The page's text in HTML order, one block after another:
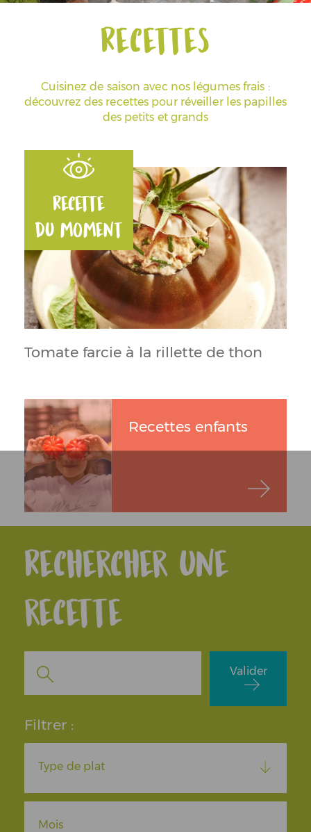
Espace Pros & Presse
Recettes
Cuisinez de saison avec nos légumes frais :
découvrez des recettes pour réveiller les papilles
des petits et grands
Recette
du moment
Tomate farcie à la rillette de thon
Recettes enfants
Rechercher une
recette
Valider
Filtrer :
Type de plat
Mois